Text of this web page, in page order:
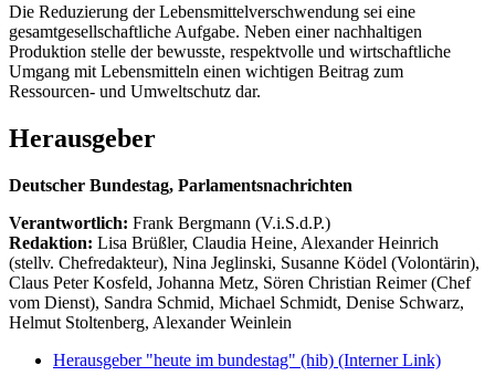
Die Reduzierung der Lebensmittelverschwendung sei eine
gesamtgesellschaftliche Aufgabe. Neben einer nachhaltigen
Produktion stelle der bewusste, respektvolle und wirtschaftliche
Umgang mit Lebensmitteln einen wichtigen Beitrag zum
Ressourcen- und Umweltschutz dar.
Herausgeber
Deutscher Bundestag, Parlamentsnachrichten
Verantwortlich: Frank Bergmann (V.i.S.d.P.)
Redaktion: Lisa Brüßler, Claudia Heine, Alexander Heinrich
(stellv. Chefredakteur), Nina Jeglinski, Susanne Ködel (Volontärin),
Claus Peter Kosfeld, Johanna Metz, Sören Christian Reimer (Chef
vom Dienst), Sandra Schmid, Michael Schmidt, Denise Schwarz,
Helmut Stoltenberg, Alexander Weinlein
Herausgeber "heute im bundestag" (hib) (Interner Link)